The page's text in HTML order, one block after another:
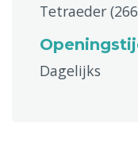
Tetraeder
Dagelijks